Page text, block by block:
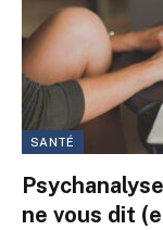
SANTÉ
ne vous dit